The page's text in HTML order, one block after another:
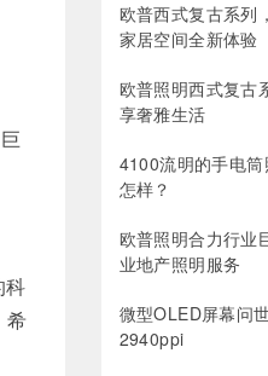
科
希
欧普西式复古系列
家居空间全新体验
欧普照明西式复古
享奢雅生活
4100流明的手电
怎样？
欧普照明合力行业
业地产照明服务
微型OLED屏幕问
2940ppi